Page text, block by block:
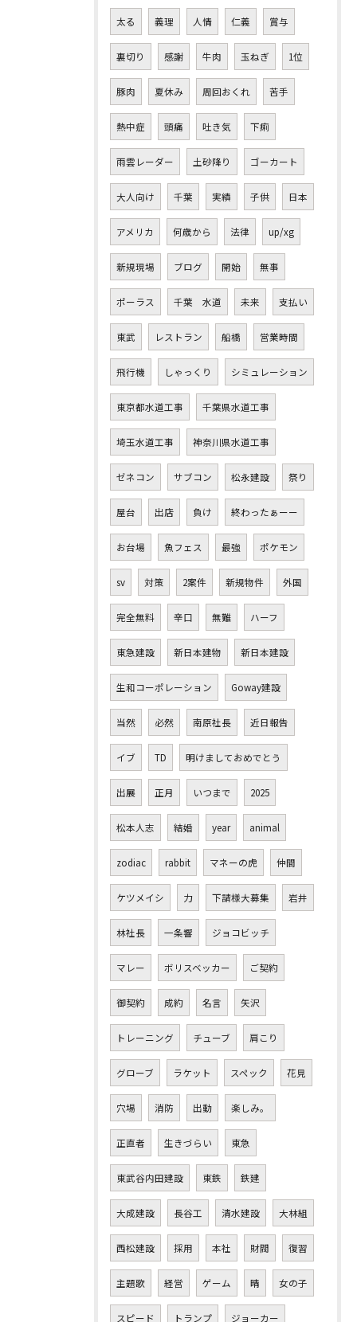
太る 義理 人情 仁義 賞与
裏切り 感謝 牛肉 玉ねぎ 1位
豚肉 夏休み 周回おくれ 苦手
熱中症 頭痛 吐き気 下痢
雨雲レーダー 土砂降り ゴーカート
大人向け 千葉 実績 子供 日本
アメリカ 何歳から 法律 up/xg
新規現場 ブログ 開始 無事
ポーラス 千葉 水道 未来 支払い
東武 レストラン 船橋 営業時間
飛行機 しゃっくり シミュレーション
東京都水道工事 千葉県水道工事
埼玉水道工事 神奈川県水道工事
ゼネコン サブコン 松永建設 祭り
屋台 出店 負け 終わったぁーー
お台場 魚フェス 最強 ポケモン
sv 対策 2案件 新規物件 外国
完全無料 辛口 無難 ハーフ
東急建設 新日本建物 新日本建設
生和コーポレーション Goway建設
当然 必然 南原社長 近日報告
イブ TD 明けましておめでとう
出展 正月 いつまで 2025
松本人志 結婚 year animal
zodiac rabbit マネーの虎 仲間
ケツメイシ 力 下請様大募集 岩井
林社長 一条響 ジョコビッチ
マレー ボリスベッカー ご契約
御契約 成約 名言 矢沢
トレーニング チューブ 肩こり
グローブ ラケット スペック 花見
穴場 消防 出動 楽しみ。
正直者 生きづらい 東急
東武谷内田建設 東鉄 鉄建
大成建設 長谷工 清水建設 大林組
西松建設 採用 本社 財閥 復習
主題歌 経営 ゲーム 晴 女の子
スピード トランプ ジョーカー